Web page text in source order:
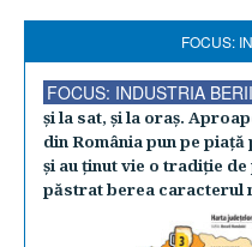
FOCUS:
FOCUS: INDUSTRIA BERII
şi la sat, şi la oraş.
din România pun pe
şi au ţinut vie o tradiţie de
păstrat berea caracterul